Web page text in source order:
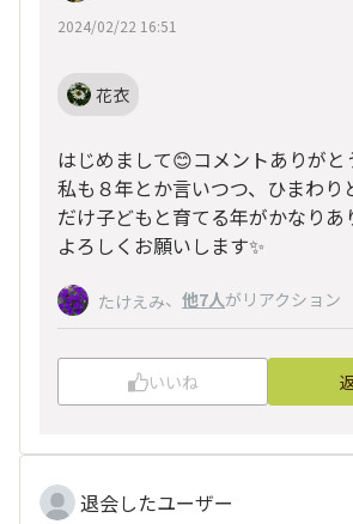
2024/02/22 16:51
花衣
はじめまして😊コメントありがと
私も８年とか言いつつ、ひまわり
だけ子どもと育てる年がかなりあ
よろしくお願いします✨
たけえみ、 他7人がリアクション
いいね
退会したユーザー